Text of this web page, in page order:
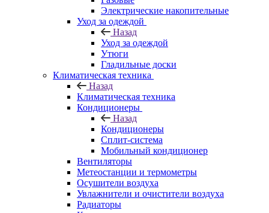
Электрические накопительные
Уход за одеждой
Назад
Уход за одеждой
Утюги
Гладильные доски
Климатическая техника
Назад
Климатическая техника
Кондиционеры
Назад
Кондиционеры
Сплит-система
Мобильный кондиционер
Вентиляторы
Метеостанции и термометры
Осушители воздуха
Увлажнители и очистители воздуха
Радиаторы